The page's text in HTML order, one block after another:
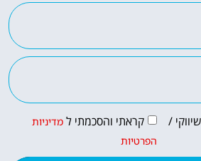
/
קראתי והסכמתי ל מדיניות
הפרטיות